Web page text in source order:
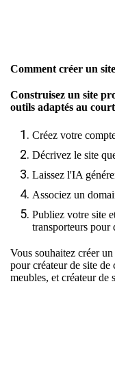
Comment créer un
Construisez un site
outils adaptés au
Créez votre
Décrivez le site
Laissez l'IA
Associez un
Publiez votre site
transporteurs pour
Vous souhaitez créer
pourcréateur de site
meubles, et créateur de